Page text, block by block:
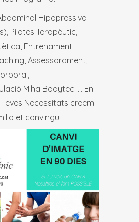
Hipopressiva
Pilates Terapèutic,
Entrenament
Assessorament,
Miha Bodytec …. En
Necessitats creem
et convingui